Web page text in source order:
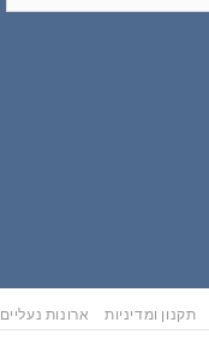
תקנון ומדיניות ארונות נעליים